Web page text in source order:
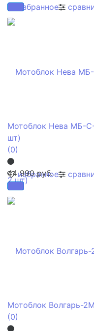
избранное
избранное
Мотоблок Нева МБ-
шт)
(0)
44 990 руб.
Мотоблок Волгарь-
(0)